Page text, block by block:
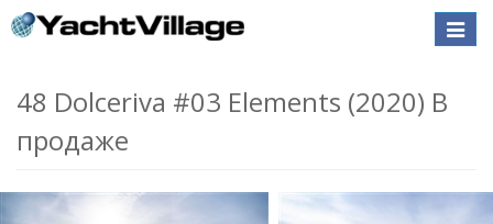
Toggle
48 Dolceriva #03 Elements (2020) В
продаже